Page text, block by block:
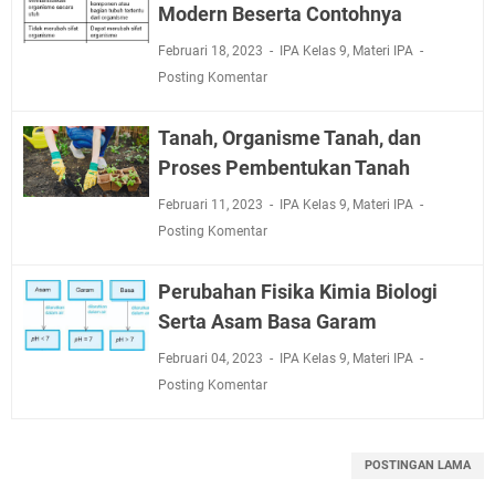
Modern Beserta Contohnya
Februari 18, 2023 IPA Kelas 9, Materi IPA
Posting Komentar
Tanah, Organisme Tanah, dan
Proses Pembentukan Tanah
Februari 11, 2023 IPA Kelas 9, Materi IPA
Posting Komentar
Perubahan Fisika Kimia Biologi
Serta Asam Basa Garam
Februari 04, 2023 IPA Kelas 9, Materi IPA
Posting Komentar
POSTINGAN LAMA